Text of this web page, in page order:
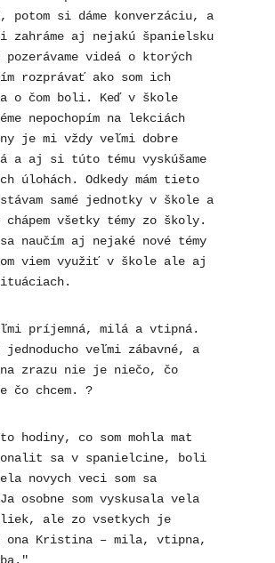
potom si dáme konverzáciu, a
zahráme aj nejakú španielsku
videá o ktorých
rozprávať ako som ich
o čom boli. Keď v škole
nepochopím na lekciách
je mi vždy veľmi dobre
a aj si túto tému vyskúšame
úlohách. Odkedy mám tieto
samé jednotky v škole a
chápem všetky témy zo školy.
naučím aj nejaké nové témy
viem využiť v škole ale aj
príjemná, milá a vtipná.
jednoducho veľmi zábavné, a
zrazu nie je niečo, čo
čo chcem. ?
hodiny, co som mohla mat
sa v spanielcine, boli
novych veci som sa
osobne som vyskusala vela
ale zo vsetkych je
ona Kristina – mila, vtipna,